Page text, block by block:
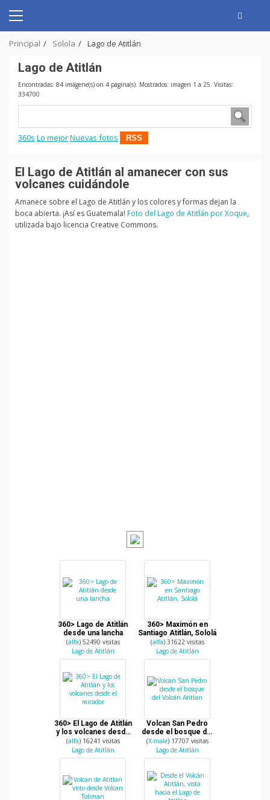
content
Primary
Principal Solola Lago de Atitlán
Lago de Atitlán
Encontradas: 84 imágene(s) on 4 página(s). Mostrados: imagen 1 a 25. Visitas:
334700
360s Lo mejorNuevas fotos RSS
El Lago de Atitlán al amanecer con sus
volcanes cuidándole
Amanece sobre el Lago de Atitlán y los colores y formas dejan la
boca abierta. ¡Así es Guatemala! Foto del Lago de Atitlán por Xoque,
utilizada bajo licencia Creative Commons.
360> Lago de Atitlán
desde una lancha
(alfa) 52490 visitas
Lago de Atitlán
360> Maximón en
Santiago Atitlán, Sololá
(alfa) 31622 visitas
Lago de Atitlán
360> El Lago de Atitlán
y los volcanes desde
el mirador
(alfa) 16241 visitas
Lago de Atitlán
Volcan San Pedro
desde el bosque del
Volcán Atitlan
(X-male) 17707 visitas
Lago de Atitlán